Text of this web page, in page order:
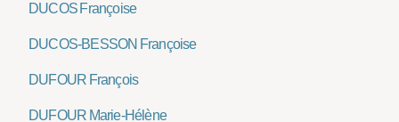
DUCOS Françoise
DUCOS-BESSON Françoise
DUFOUR François
DUFOUR Marie-Hélène